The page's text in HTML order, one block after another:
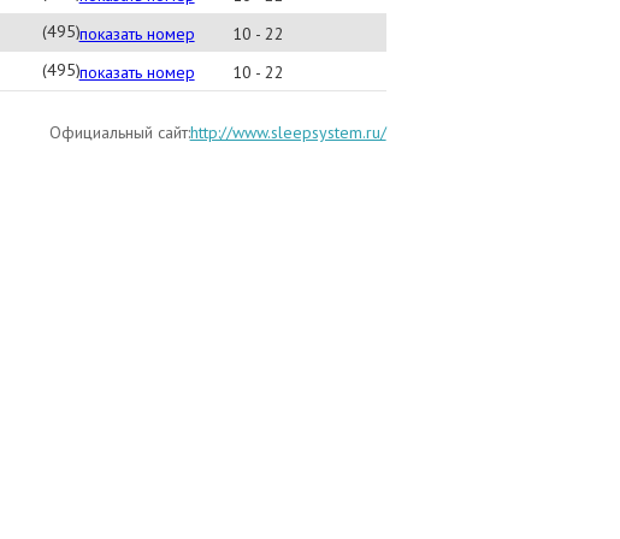
(495) 723-80-01
показать номер
10 - 22
(495) 942-95-95
показать номер 10 - 22
Официальный сайт:http://www.sleepsystem.ru/